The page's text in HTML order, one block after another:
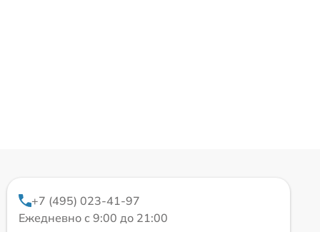
+7 (495) 023-41-97
Ежедневно с 9:00 до 21:00